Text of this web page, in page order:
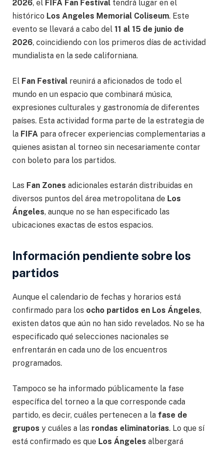
2026, el FIFA Fan Festival tendrá lugar en el
histórico Los Angeles Memorial Coliseum. Este
evento se llevará a cabo del 11 al 15 de junio de
2026, coincidiendo con los primeros días de actividad
mundialista en la sede californiana.
El Fan Festival reunirá a aficionados de todo el
mundo en un espacio que combinará música,
expresiones culturales y gastronomía de diferentes
países. Esta actividad forma parte de la estrategia de
la FIFA para ofrecer experiencias complementarias a
quienes asistan al torneo sin necesariamente contar
con boleto para los partidos.
Las Fan Zones adicionales estarán distribuidas en
diversos puntos del área metropolitana de Los
Ángeles, aunque no se han especificado las
ubicaciones exactas de estos espacios.
Información pendiente sobre los
partidos
Aunque el calendario de fechas y horarios está
confirmado para los ocho partidos en Los Ángeles,
existen datos que aún no han sido revelados. No se ha
especificado qué selecciones nacionales se
enfrentarán en cada uno de los encuentros
programados.
Tampoco se ha informado públicamente la fase
específica del torneo a la que corresponde cada
partido, es decir, cuáles pertenecen a la fase de
grupos y cuáles a las rondas eliminatorias. Lo que sí
está confirmado es que Los Ángeles albergará